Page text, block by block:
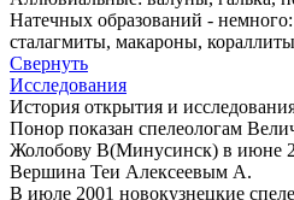
Натечных образований -
сталагмиты, макароны,
Свернуть
Исследования
История открытия и
Понор показан спелеологам
Жолобову В(Минусинск) в июне
Вершина Теи Алексеевым А.
В июле 2001 новокузнецкие